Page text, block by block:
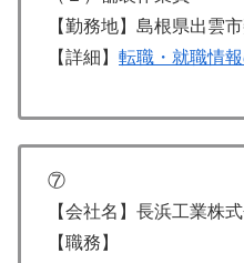
【勤務地】島根県出雲
【詳細】 転職・就職情
⑦
【会社名】長浜工業株
【職務】